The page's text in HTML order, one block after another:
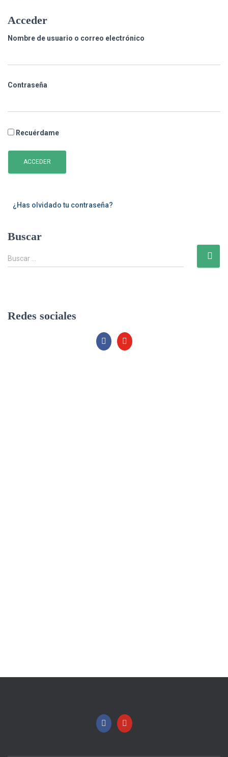
Acceder
Nombre de usuario o correo electrónico
Contraseña
Recuérdame
ACCEDER
¿Has olvidado tu contraseña?
Buscar
B
:
Buscar …
Redes sociales